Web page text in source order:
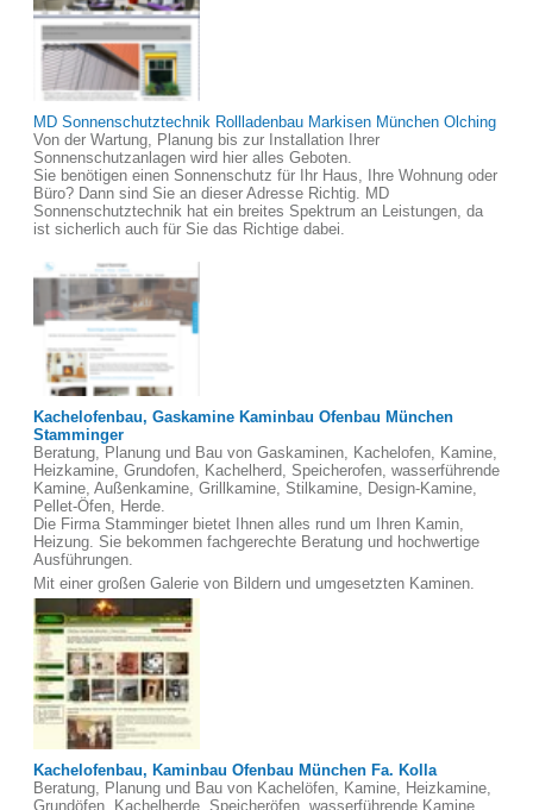
MD Sonnenschutztechnik Rollladenbau Markisen München Olching
Von der Wartung, Planung bis zur Installation Ihrer
Sonnenschutzanlagen wird hier alles Geboten.
Sie benötigen einen Sonnenschutz für Ihr Haus, Ihre Wohnung oder
Büro? Dann sind Sie an dieser Adresse Richtig. MD
Sonnenschutztechnik hat ein breites Spektrum an Leistungen, da
ist sicherlich auch für Sie das Richtige dabei.
Kachelofenbau, Gaskamine Kaminbau Ofenbau München
Stamminger
Beratung, Planung und Bau von Gaskaminen, Kachelofen, Kamine,
Heizkamine, Grundofen, Kachelherd, Speicherofen, wasserführende
Kamine, Außenkamine, Grillkamine, Stilkamine, Design-Kamine,
Pellet-Öfen, Herde.
Die Firma Stamminger bietet Ihnen alles rund um Ihren Kamin,
Heizung. Sie bekommen fachgerechte Beratung und hochwertige
Ausführungen.
Mit einer großen Galerie von Bildern und umgesetzten Kaminen.
Kachelofenbau, Kaminbau Ofenbau München Fa. Kolla
Beratung, Planung und Bau von Kachelöfen, Kamine, Heizkamine,
Grundöfen, Kachelherde, Speicheröfen, wasserführende Kamine,